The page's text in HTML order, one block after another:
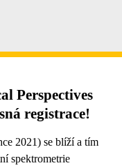
Perspectives
registrace!
2021) se blíží a tím
spektrometrie